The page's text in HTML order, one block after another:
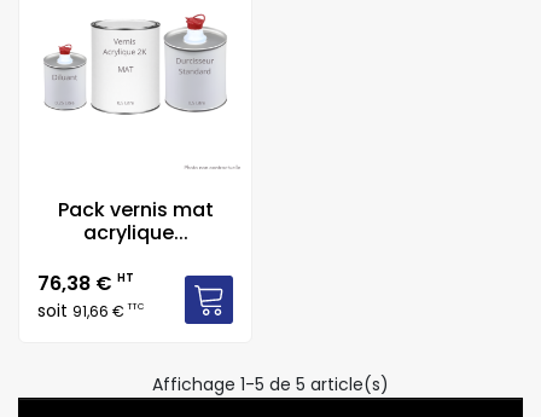
Pack vernis mat
acrylique...
Prix
76,38 € HT
soit 91,66 €TTC
Affichage 1-5 de 5 article(s)